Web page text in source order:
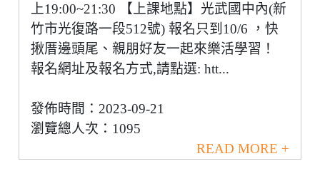
上19:00~21:30 【上課地點】光武國中內(新
竹市光復路一段512號) 報名只到10/6 ，快
揪厝邊頭尾、親朋好友一起來樂活學習！
報名網址及報名方式,請點選: htt...
發佈時間：2023-09-21
瀏覽總人次：1095
READ MORE +